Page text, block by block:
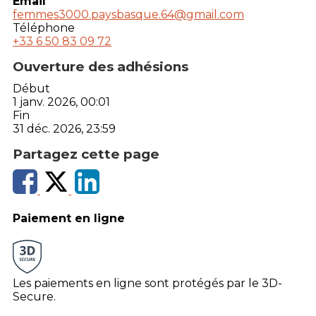
femmes3000.paysbasque.64@gmail.com
Téléphone
+33 6 50 83 09 72
Ouverture des adhésions
Début
1 janv. 2026, 00:01
Fin
31 déc. 2026, 23:59
Partagez cette page
Paiement en ligne
Les paiements en ligne sont protégés par le 3D-
Secure.